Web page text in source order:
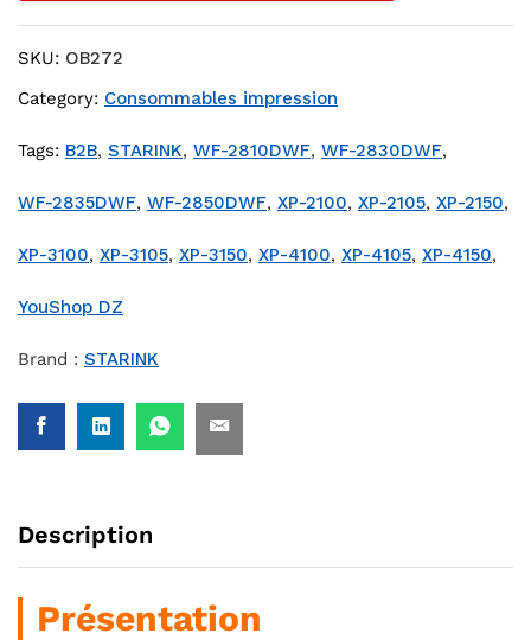
SKU: OB272
Category: Consommables impression
Tags: B2B, STARINK, WF-2810DWF, WF-2830DWF,
WF-2835DWF, WF-2850DWF, XP-2100, XP-2105, XP-2150,
XP-3100, XP-3105, XP-3150, XP-4100, XP-4105, XP-4150,
YouShop DZ
Brand : STARINK
Description
Présentation